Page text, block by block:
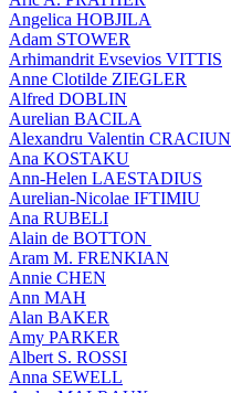
Angelica HOBJILA
Adam STOWER
Arhimandrit Evsevios VITTIS
Anne Clotilde ZIEGLER
Alfred DOBLIN
Aurelian BACILA
Alexandru Valentin CRACIUN
Ana KOSTAKU
Ann-Helen LAESTADIUS
Aurelian-Nicolae IFTIMIU
Ana RUBELI
Alain de BOTTON
Aram Μ. FRENKIAN
Annie CHEN
Ann MAH
Alan BAKER
Amy PARKER
Albert S. ROSSI
Anna SEWELL